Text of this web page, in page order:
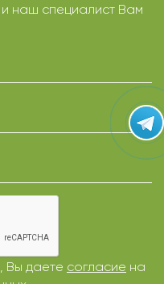
наш специалист Вам
Вы даете согласие на